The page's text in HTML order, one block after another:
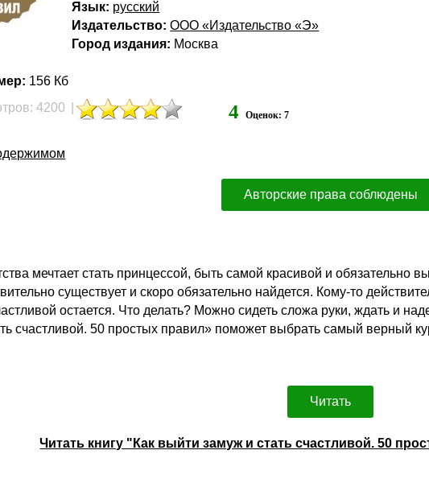
Язык: русский
Издательство: ООО «Издательство «Э»
Город издания: Москва
156 Кб
4200 4 Оценок: 7
Авторские права соблюдены
мечтает стать принцессой, быть самой красивой и
существует и скоро обязательно найдется. Кому-то
остается. Что делать? Можно сидеть сложа руки, ждать и
счастливой. 50 простых правил» поможет выбрать самый верный
Читать
Читать книгу "Как выйти замуж и стать счастливой. 50